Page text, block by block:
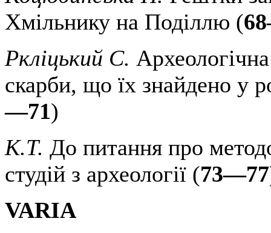
Хмільнику на Поділлю (
Ркліцький С.
скарби, що їх знайдено у
—71)
К.Т. До питання про
студій з археології (73—77
VARIA